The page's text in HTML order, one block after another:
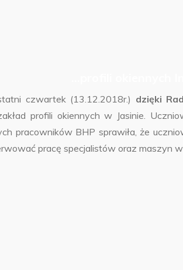
czwartek (13.12.2018r.) dzięki
profili okiennych w Jasinie.
pracowników BHP sprawiła, że
pracę specjalistów oraz maszyn